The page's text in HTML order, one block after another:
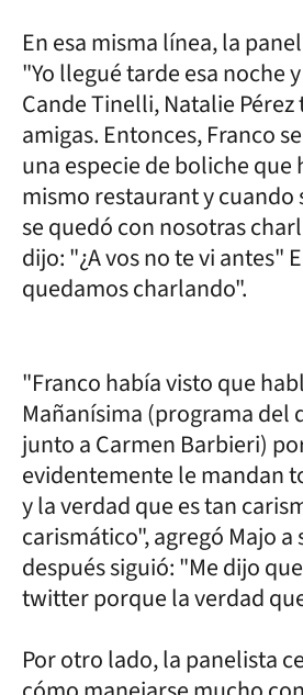
En esa misma línea, la
"Yo llegué tarde esa noche
Cande Tinelli, Natalie
amigas. Entonces, Franco
una especie de boliche que
mismo restaurant y cuando
se quedó con nosotras
dijo: "¿A vos no te vi antes"
quedamos charlando".
"Franco había visto que
Mañanísima (programa del
junto a Carmen Barbieri)
evidentemente le mandan
y la verdad que es tan
carismático", agregó Majo a
después siguió: "Me dijo
twitter porque la verdad
Por otro lado, la panelista